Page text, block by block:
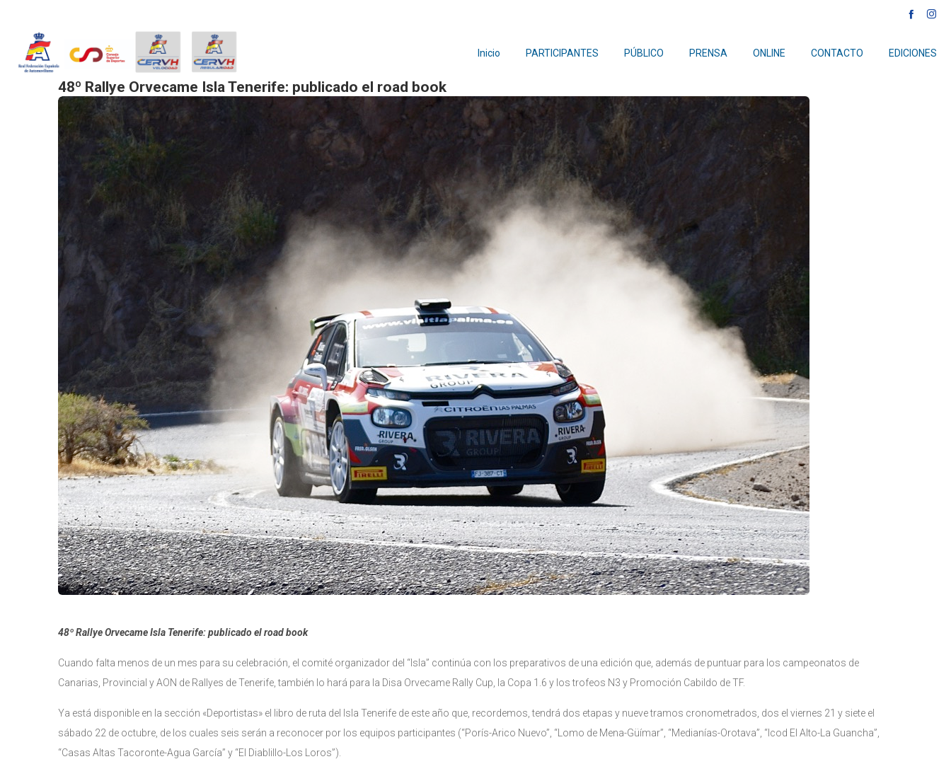
Inicio PARTICIPANTES PÚBLICO PRENSA ONLINE CONTACTO EDICIONES
48º Rallye Orvecame Isla Tenerife: publicado el road book
48º Rallye Orvecame Isla Tenerife: publicado el road book
Cuando falta menos de un mes para su celebración, el comité organizador del “Isla” continúa con los preparativos de una edición que, además de puntuar para los campeonatos de
Canarias, Provincial y AON de Rallyes de Tenerife, también lo hará para la Disa Orvecame Rally Cup, la Copa 1.6 y los trofeos N3 y Promoción Cabildo de TF.
Ya está disponible en la sección «Deportistas» el libro de ruta del Isla Tenerife de este año que, recordemos, tendrá dos etapas y nueve tramos cronometrados, dos el viernes 21 y siete el
sábado 22 de octubre, de los cuales seis serán a reconocer por los equipos participantes (“Porís-Arico Nuevo”, “Lomo de Mena-Güímar”, “Medianías-Orotava”, “Icod El Alto-La Guancha”,
“Casas Altas Tacoronte-Agua García” y “El Diablillo-Los Loros”).